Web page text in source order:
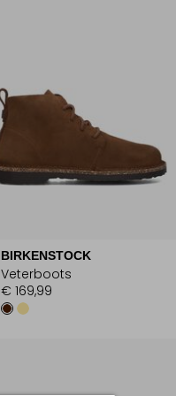
BIRKENSTOCK
Veterboots
€ 169,99